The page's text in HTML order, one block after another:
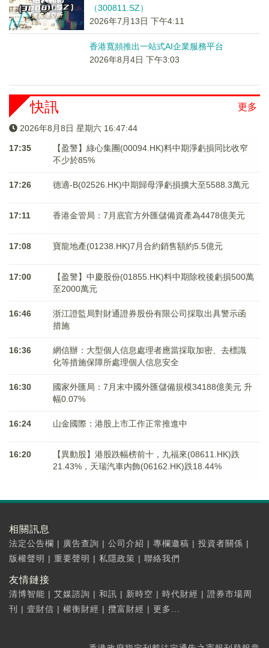
（300811.SZ）
2026年7月13日 下午4:11
香港寬頻推出一站式AI企業服務平台
2026年8月4日 下午3:03
更多
快訊
2026年8月8日 星期六 16:47:44
17:35
【盈警】綠心集團(00094.HK)料中期淨虧損同比收窄
不少於85%
17:26 德適-B(02526.HK)中期歸母淨虧損擴大至5588.3萬元
17:11 香港金管局：7月底官方外匯儲備資產為4478億美元
17:08 寶龍地產(01238.HK)7月合約銷售額約5.5億元
17:00
【盈警】中慶股份(01855.HK)料中期除稅後虧損500萬
至2000萬元
16:46
浙江證監局對財通證券股份有限公司採取出具警示函
措施
16:36
網信辦：大型個人信息處理者應當採取加密、去標識
化等措施保障所處理個人信息安全
16:30
國家外匯局：7月末中國外匯儲備規模34188億美元 升
幅0.07%
16:24 山金國際：港股上市工作正常推進中
16:20
【異動股】港股跌幅榜前十，九福來(08611.HK)跌
21.43%，天瑞汽車内飾(06162.HK)跌18.44%
相關訊息
法定公告欄 | 廣告查詢 | 公司介紹 | 專欄邀稿 | 投資者關係 |
版權聲明 | 重要聲明 | 私隱政策 | 聯絡我們
友情鏈接
清博智能 | 艾媒諮詢 | 和訊 | 新時空 | 時代財經 | 證券市場周
刊
| 壹財信 | 權衡財經 | 攬富財經 | 更多...